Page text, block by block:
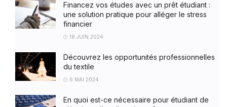
Financez vos études avec un prêt étudiant :
une solution pratique pour alléger le stress
financier
18 JUIN 2024
Découvrez les opportunités professionnelles
du textile
6 MAI 2024
En quoi est-ce nécessaire pour étudiant de